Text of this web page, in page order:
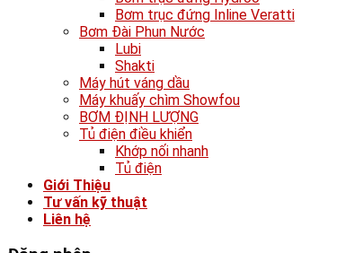
Bơm trục đứng Inline Veratti
Bơm Đài Phun Nước
Lubi
Shakti
Máy hút váng dầu
Máy khuấy chìm Showfou
BƠM ĐỊNH LƯỢNG
Tủ điện điều khiển
Khớp nối nhanh
Tủ điện
Giới Thiệu
Tư vấn kỹ thuật
Liên hệ